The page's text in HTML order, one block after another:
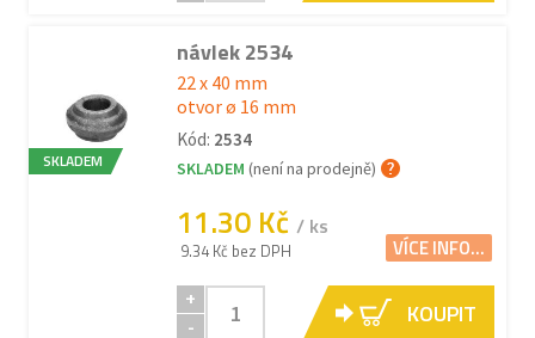
SKLADEM
návlek 2534
22 x 40 mm
otvor ø 16 mm
Kód: 2534
SKLADEM (není na prodejně)
11.30 Kč / ks
9.34 Kč bez DPH VÍCE INFO...
+
-
KOUPIT